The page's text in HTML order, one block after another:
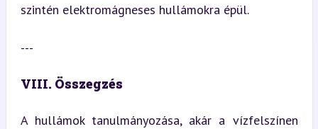
szintén elektromágneses hullámokra épül.
---
VIII. Összegzés
A hullámok tanulmányozása, akár a vízfelszínen